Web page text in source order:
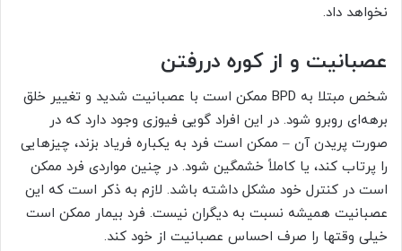
نخواهد داد.
عصبانیت و از کوره دررفتن
شخص مبتلا به BPD ممکن است با عصبانیت شدید و تغییر خلق
برهه‌ای روبرو شود. در این افراد گویی فیوزی وجود دارد که در
صورت پریدن آن – ممکن است فرد به یکباره فریاد بزند، چیزهایی
را پرتاب کند، یا کاملاً خشمگین شود. در چنین مواردی فرد ممکن
است در کنترل خود مشکل داشته باشد. لازم به ذکر است که این
عصبانیت همیشه نسبت به دیگران نیست. فرد بیمار ممکن است
خیلی وقتها را صرف احساس عصبانیت از خود کند.